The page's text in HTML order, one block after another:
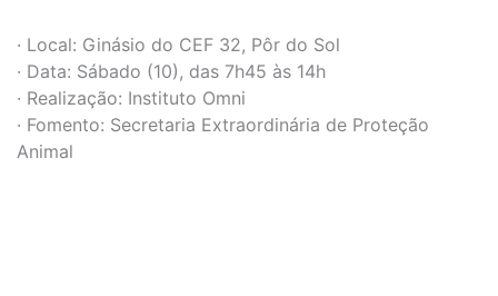
· Local: Ginásio do CEF 32, Pôr do Sol
· Data: Sábado (10), das 7h45 às 14h
· Realização: Instituto Omni
· Fomento: Secretaria Extraordinária de Proteção
Animal